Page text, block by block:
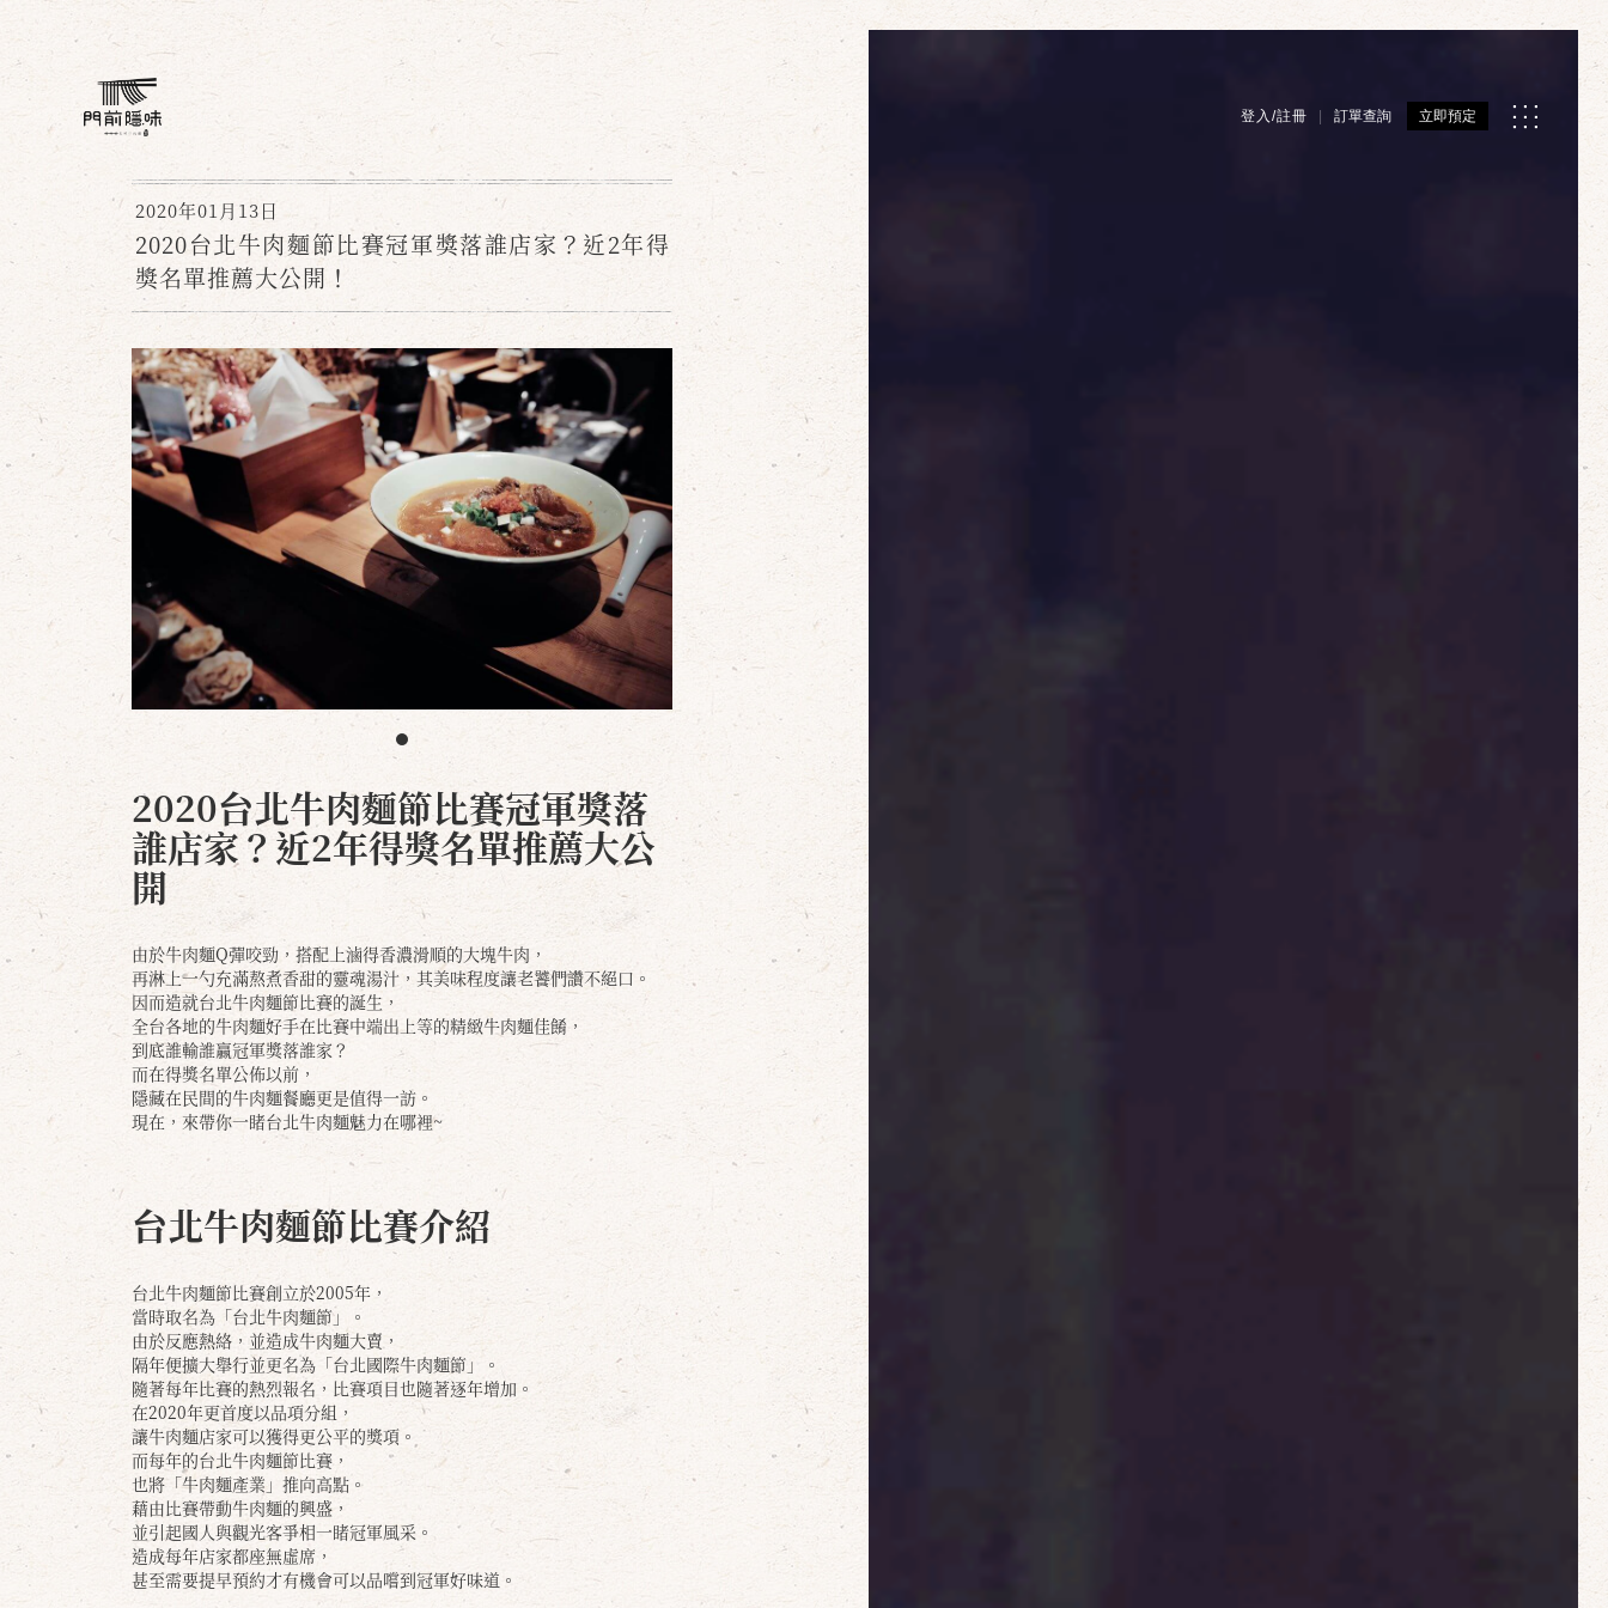
登入/註冊 訂單查詢 立即預定
2020年01月13日
2020台北牛肉麵節比賽冠軍獎落誰店家？近2年得
獎名單推薦大公開！
2020台北牛肉麵節比賽冠軍獎落
誰店家？近2年得獎名單推薦大公
開
由於牛肉麵Q彈咬勁，搭配上滷得香濃滑順的大塊牛肉，
再淋上一勺充滿熬煮香甜的靈魂湯汁，其美味程度讓老饕們讚不絕口。
因而造就台北牛肉麵節比賽的誕生，
全台各地的牛肉麵好手在比賽中端出上等的精緻牛肉麵佳餚，
到底誰輸誰贏冠軍獎落誰家？
而在得獎名單公佈以前，
隱藏在民間的牛肉麵餐廳更是值得一訪。
現在，來帶你一睹台北牛肉麵魅力在哪裡~
台北牛肉麵節比賽介紹
台北牛肉麵節比賽創立於2005年，
當時取名為「台北牛肉麵節」。
由於反應熱絡，並造成牛肉麵大賣，
隔年便擴大舉行並更名為「台北國際牛肉麵節」。
隨著每年比賽的熱烈報名，比賽項目也隨著逐年增加。
在2020年更首度以品項分組，
讓牛肉麵店家可以獲得更公平的獎項。
而每年的台北牛肉麵節比賽，
也將「牛肉麵產業」推向高點。
藉由比賽帶動牛肉麵的興盛，
並引起國人與觀光客爭相一睹冠軍風采。
造成每年店家都座無虛席，
甚至需要提早預約才有機會可以品嚐到冠軍好味道。